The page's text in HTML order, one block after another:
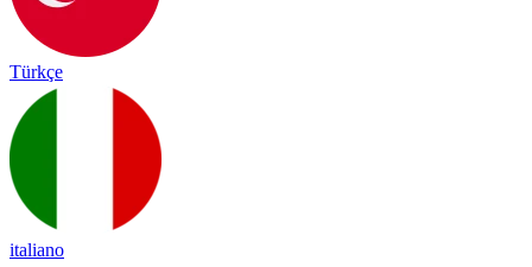
Türkçe
italiano